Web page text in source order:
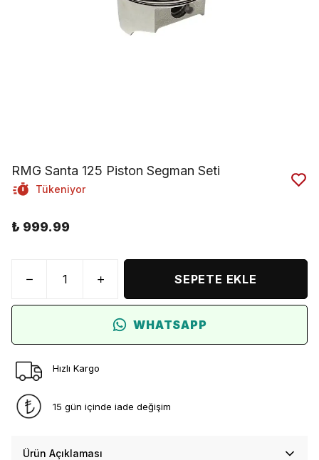
RMG Santa 125 Piston Segman Seti
Tükeniyor
₺ 999.99
SEPETE EKLE
WHATSAPP
Hızlı Kargo
15 gün içinde iade değişim
Ürün Açıklaması